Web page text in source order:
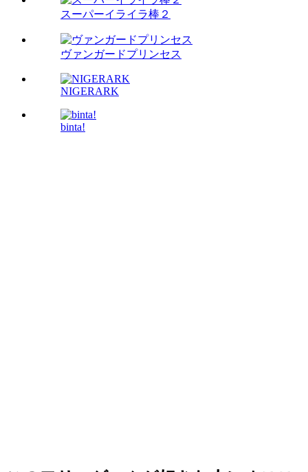
スーパーイライラ棒２
ヴァンガードプリンセス
NIGERARK
binta!